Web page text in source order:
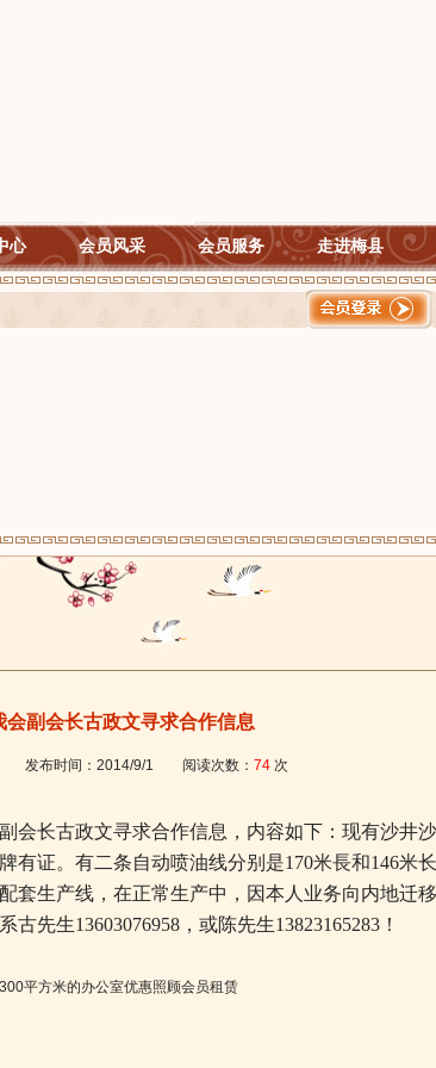
心 会员风采 会员服务 走进梅县
会副会长古政文寻求合作信息
发布时间： 2014/9/1 阅读次数： 74 次
会长古政文寻求合作信息，内容如下：现有沙井
有证。有二条自动喷油线分别是170米長和146米
套生产线，在正常生产中，因本人业务向内地迁
古先生13603076958，或陈先生13823165283！
平方米的办公室优惠照顾会员租赁